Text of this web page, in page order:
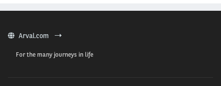
Arval.com
For the many journeys in life